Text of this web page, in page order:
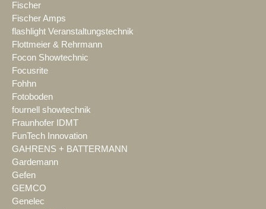
Fischer
Fischer Amps
flashlight Veranstaltungstechnik
Flottmeier & Rehrmann
Focon Showtechnic
Focusrite
Fohhn
Fotoboden
fournell showtechnik
Fraunhofer IDMT
FunTech Innovation
GAHRENS + BATTERMANN
Gardemann
Gefen
GEMCO
Genelec